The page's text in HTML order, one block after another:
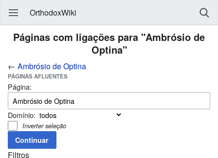
OrthodoxWiki
Páginas com ligações para "Ambrósio de
Optina"
← Ambrósio de Optina
PÁGINAS AFLUENTES
Página:
Domínio:
Inverter seleção
Filtros